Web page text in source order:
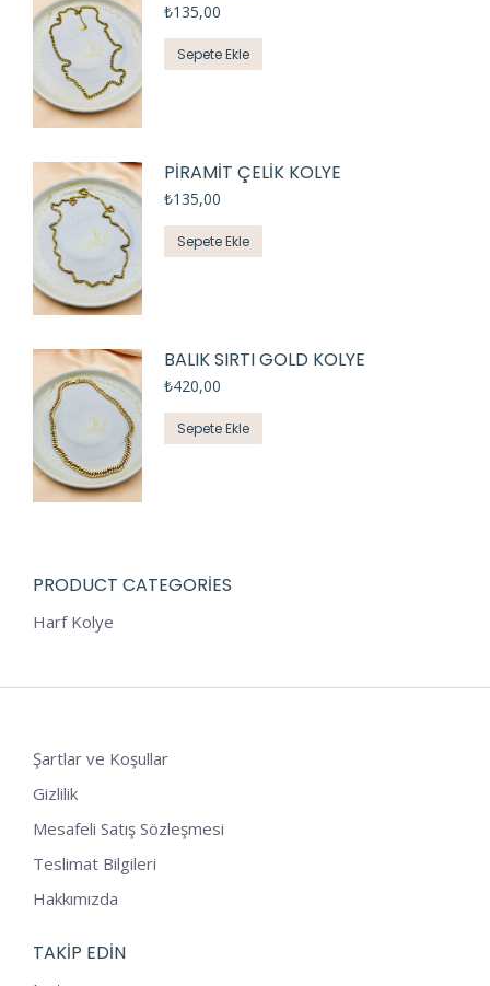
₺135,00
Sepete Ekle
PİRAMİT ÇELİK KOLYE
₺135,00
Sepete Ekle
BALIK SIRTI GOLD KOLYE
₺420,00
Sepete Ekle
PRODUCT CATEGORIES
Harf Kolye
Şartlar ve Koşullar
Gizlilik
Mesafeli Satış Sözleşmesi
Teslimat Bilgileri
Hakkımızda
TAKIP EDIN